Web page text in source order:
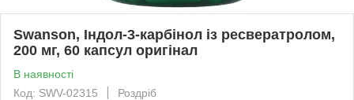
Swanson, Індол-3-карбінол із ресвератролом,
200 мг, 60 капсул оригінал
В наявності
Код: SWV-02315
Роздріб